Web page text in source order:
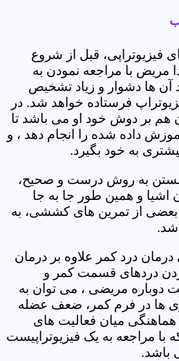
فیزیوتراپی، قبل از شروع
مریض با مراجعه نمودن به
ها دشوار و زیاد تشخیص
فرستاده خواهد شد. در
هم بر دوش خود او می باشد تا
داده شده را انجام دهد ، و
به خود بگیرد.
به روش درست و صحیح،
اشیا و همین طور جا به جا
بعضی از تمرین های کششی، به
شد.
درمان درد کمر علاوه بر درمان
دردهای قسمت کمر و
دوباره مریضی ، می توان به
ها در فرم کمر، ضعف عضله
میان فعالیت های
مراجعه به یک فیزیوتراپیست
باشد.